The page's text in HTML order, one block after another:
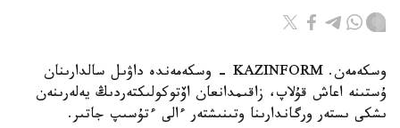
وسكەمەن. KAZINFORM - وسكەمەندە داۋىل سالدارىنان
ۇستىنە اعاش قۇلاپ، زاقىمدانعان اۆتوكولىكتەردىڭ يەلەرىنەن
ىشكى ىستەر ورگاندارىنا وتىنىشتەر ءالى ءتۇسىپ جاتىر.